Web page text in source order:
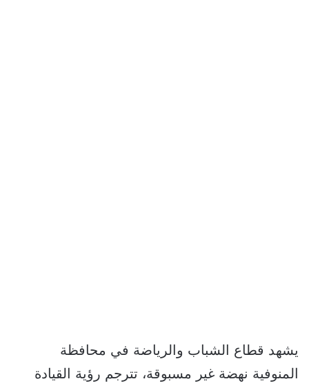
يشهد قطاع الشباب والرياضة في محافظة
المنوفية نهضة غير مسبوقة، تترجم رؤية القيادة